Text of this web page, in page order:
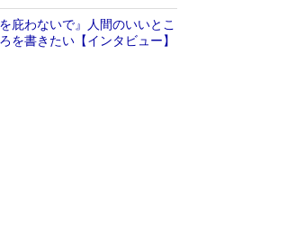
庇わないで』人間のいいとこ
を書きたい【インタビュー】